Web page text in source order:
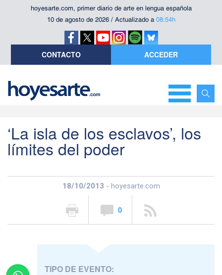
hoyesarte.com, primer diario de arte en lengua española
10 de agosto de 2026 / Actualizado a 08:54h
CONTACTO ACCEDER
‘La isla de los esclavos’, los
límites del poder
18/10/2013 - hoyesarte.com
0
TIPO DE EVENTO: